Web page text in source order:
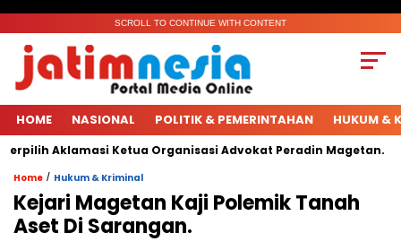
SCROLL TO CONTINUE WITH CONTENT
HOME NASIONAL POLITIK & PEMERINTAHAN HUKUM &
Aklamasi Ketua Organisasi Advokat Peradin Magetan.
Home / Hukum & Kriminal
Kejari Magetan Kaji Polemik Tanah
Aset Di Sarangan.